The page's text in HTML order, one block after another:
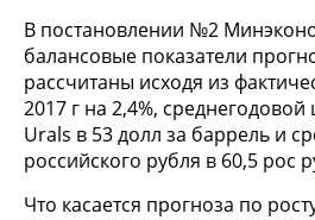
В постановлении №2
балансовые показатели
рассчитаны исходя из
2017 г на 2,4%,
Urals в 53 долл за баррель и
российского рубля в 60,5 рос
Что касается прогноза по